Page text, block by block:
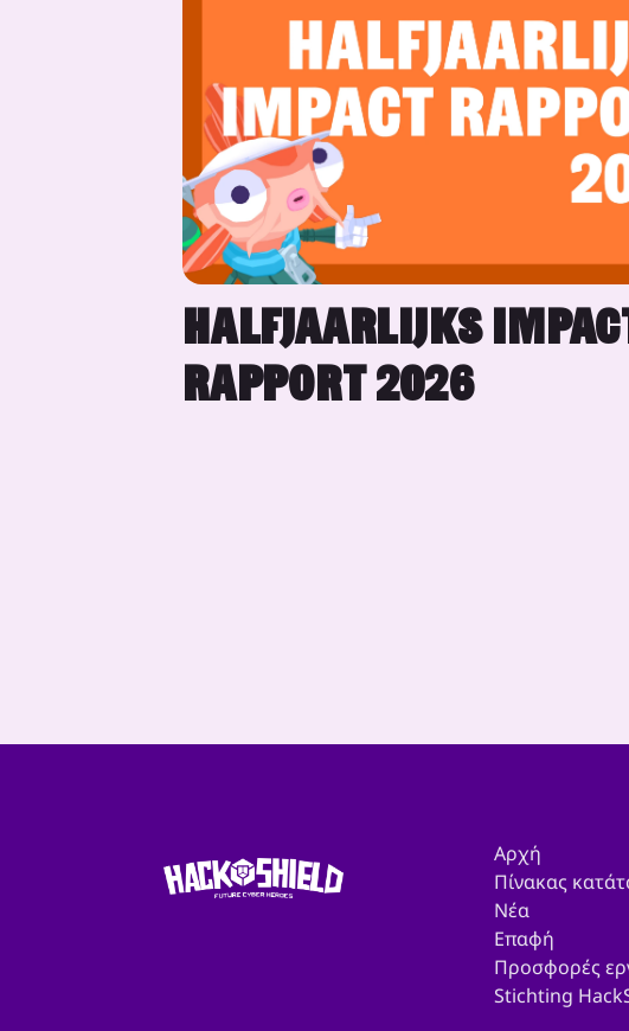
HALFJAARLIJKS
RAPPORT 2026
Αρχή
Πίνακας
Νέα
Επαφή
Προσφορές
Stichting